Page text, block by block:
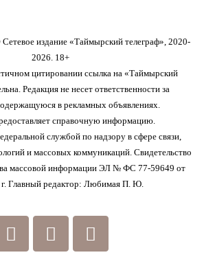
издание «Таймырский телеграф», 2020-
2026. 18+
цитировании ссылка на «Таймырский
Редакция не несет ответственности за
в рекламных объявлениях.
справочную информацию.
службой по надзору в сфере связи,
и массовых коммуникаций. Свидетельство
массовой информации ЭЛ № ФС 77-59649 от
Главный редактор: Любимая П. Ю.